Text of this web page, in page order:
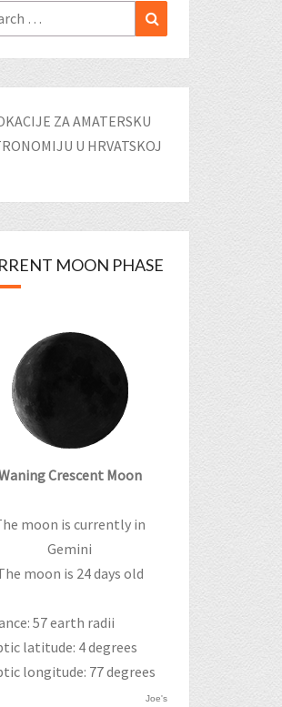
Search
ZA AMATERSKU
U HRVATSKOJ
MOON PHASE
Crescent Moon
moon is currently in
Gemini
moon is 24 days old
57 earth radii
latitude: 4 degrees
longitude: 77 degrees
Joe's